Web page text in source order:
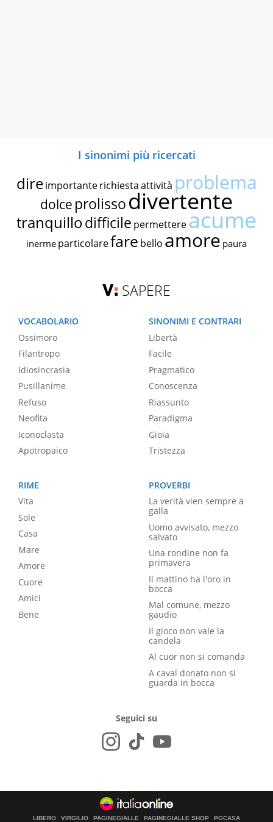
I sinonimi più ricercati
dire importante richiestaattività problema
dolce prolissodivertente
tranquillodifficile permettereacume
inerme particolarefare bello amore paura
SAPERE
VOCABOLARIO
Ossimoro
Filantropo
Idiosincrasia
Pusillanime
Refuso
Neofita
Iconoclasta
Apotropaico
SINONIMI E CONTRARI
Libertà
Facile
Pragmatico
Conoscenza
Riassunto
Paradigma
Gioia
Tristezza
RIME
Vita
Sole
Casa
Mare
Amore
Cuore
Amici
Bene
PROVERBI
La verità vien sempre a
galla
Uomo avvisato, mezzo
salvato
Una rondine non fa
primavera
Il mattino ha l'oro in
bocca
Mal comune, mezzo
gaudio
Il gioco non vale la
candela
Al cuor non si comanda
A caval donato non si
guarda in bocca
Seguici su
LIBERO VIRGILIO PAGINEGIALLE PAGINEGIALLE SHOP PGCASA